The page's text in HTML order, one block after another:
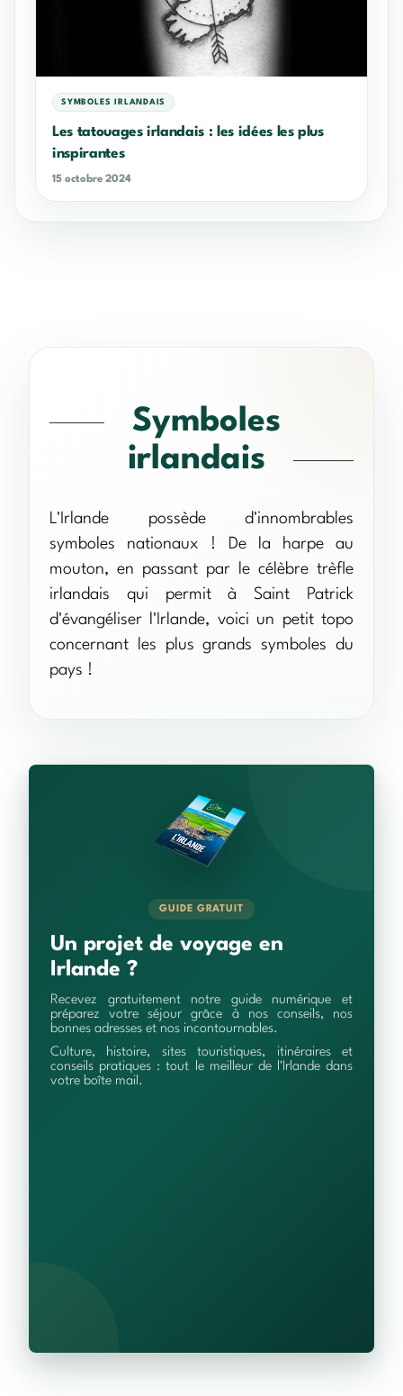
SYMBOLES IRLANDAIS
Les tatouages irlandais : les idées les plus
inspirantes
15 octobre 2024
Symboles
irlandais
L'Irlande possède d'innombrables
symboles nationaux ! De la harpe au
mouton, en passant par le célèbre trèfle
irlandais qui permit à Saint Patrick
d'évangéliser l'Irlande, voici un petit topo
concernant les plus grands symboles du
pays !
GUIDE GRATUIT
Un projet de voyage en
Irlande ?
Recevez gratuitement notre guide numérique et
préparez votre séjour grâce à nos conseils, nos
bonnes adresses et nos incontournables.
Culture, histoire, sites touristiques, itinéraires et
conseils pratiques : tout le meilleur de l'Irlande dans
votre boîte mail.